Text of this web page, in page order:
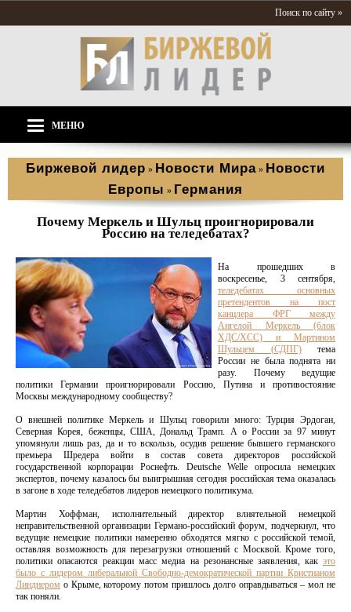
Поиск по сайту »
МЕНЮ
Биржевой лидер » Новости Мира » Новости
Европы » Германия
Почему Меркель и Шульц проигнорировали
Россию на теледебатах?
На прошедших в
воскресенье, 3 сентября,
теледебатах основных
претендентов на пост
канцлера ФРГ между
Ангелой Меркель (блок
ХДС/ХСС) и Мартином
Шульцем (СДПГ)тема
России не была поднята ни
разу. Почему ведущие
политики Германии проигнорировали Россию, Путина и противостояние
Москвы международному сообществу?
О внешней политике Меркель и Шульц говорили много: Турция Эрдоган,
Северная Корея, беженцы, США, Дональд Трамп. А о России за 97 минут
упомянули лишь раз, да и то вскользь, осудив решение бывшего германского
премьера Шредера войти в состав совета директоров российской
государственной корпорации Роснефть. Deutsche Welle опросила немецких
экспертов, почему казалось бы выигрышная сегодня российская тема оказалась
в загоне в ходе теледебатов лидеров немецкого политикума.
Мартин Хоффман, исполнительный директор влиятельной немецкой
неправительственной организации Германо-российский форум, подчеркнул, что
ведущие немецкие политики намеренно обходятся мягко с российской темой,
оставляя возможность для перезагрузки отношений с Москвой. Кроме того,
политики опасаются реакции масс медиа на резонансные заявления, как это
было с лидером либеральной Свободно-демократической партии Кристианом
Линднером о Крыме, которому потом пришлось долго оправдываться – мол не
так поняли.